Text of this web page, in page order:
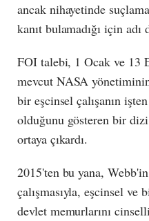
ancak nihayetinde
kanıt bulamadığı için adı
FOI talebi, 1 Ocak ve 13
mevcut NASA
bir eşcinsel çalışanın
olduğunu gösteren bir
ortaya çıkardı.
2015'ten bu yana,
çalışmasıyla, eşcinsel ve
devlet memurlarını